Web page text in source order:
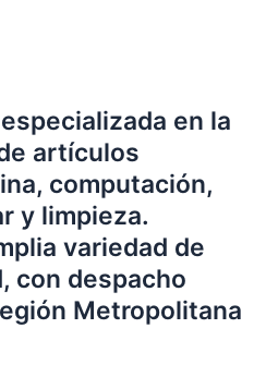
en la
artículos
computación,
y limpieza.
variedad de
con despacho
Metropolitana